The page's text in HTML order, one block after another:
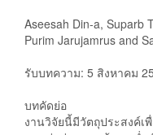
Aseesah Din-a, Suparb
Purim Jarujamrus and
รับบทความ: 5 สิงหาคม
บทคัดย่อ
งานวิจัยนี้มีวัตถุประสงค์เ